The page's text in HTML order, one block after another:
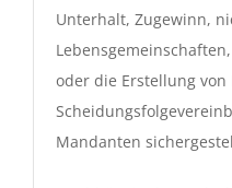
Unterhalt, Zugewinn,
oder die Erstellung
Mandanten